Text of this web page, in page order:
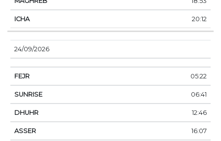
20:12
24/09/2026
05:22
06:41
12:46
16:07